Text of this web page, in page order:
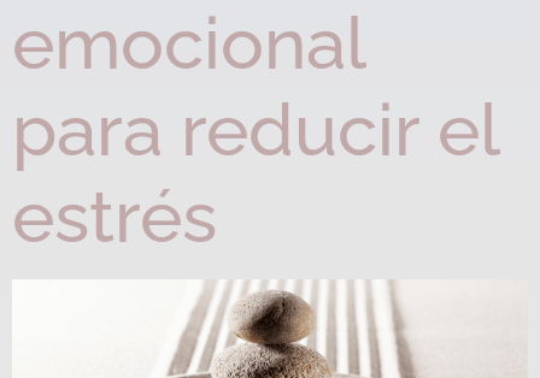
emocional
para reducir el
estrés